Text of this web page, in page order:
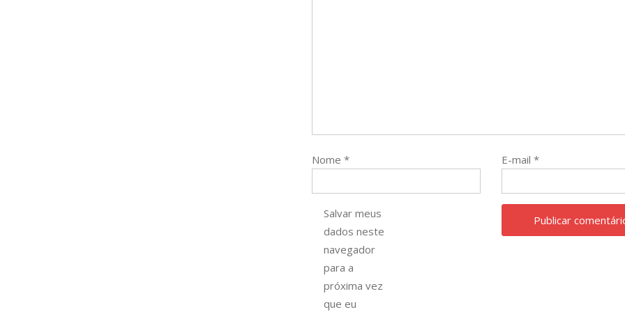
Nome * E-mail *
Salvar meus
dados neste
navegador
para a
próxima vez
que eu